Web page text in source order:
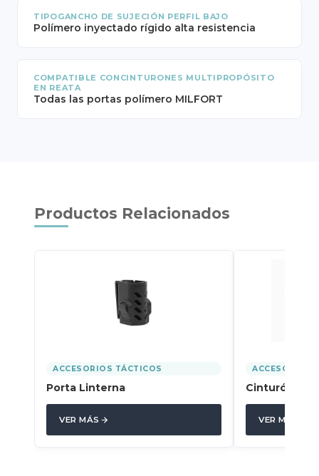
TIPOGANCHO DE SUJECIÓN PERFIL BAJO
Polímero inyectado rígido alta resistencia
COMPATIBLE CONCINTURONES MULTIPROPÓSITO
EN REATA
Todas las portas polímero MILFORT
Productos Relacionados
ACCESORIOS TÁCTICOS
Porta Linterna
VER MÁS
ACCESORIOS
Cinturón
VER MÁS